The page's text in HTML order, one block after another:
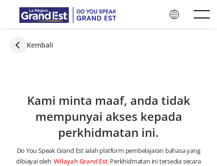
Langkau ke kandungan utama
Kembali
Kami minta maaf, anda tidak
mempunyai akses kepada
perkhidmatan ini.
Do You Speak Grand Est ialah platform pembelajaran bahasa yang
dibiayai olehWilayah Grand Est. Perkhidmatan ini tersedia secara